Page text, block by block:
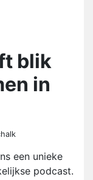
blik
in
een unieke
podcast.